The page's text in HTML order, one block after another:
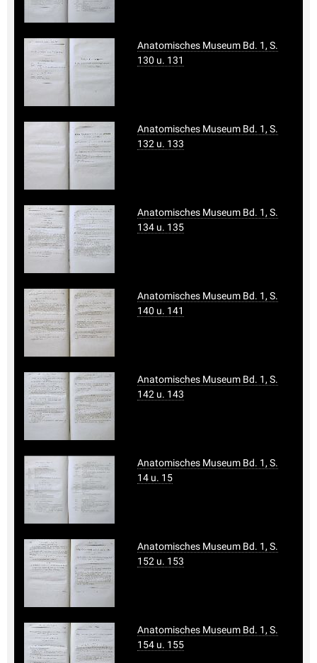
Anatomisches Museum Bd. 1, S.
130 u. 131
Anatomisches Museum Bd. 1, S.
132 u. 133
Anatomisches Museum Bd. 1, S.
134 u. 135
Anatomisches Museum Bd. 1, S.
140 u. 141
Anatomisches Museum Bd. 1, S.
142 u. 143
Anatomisches Museum Bd. 1, S.
14 u. 15
Anatomisches Museum Bd. 1, S.
152 u. 153
Anatomisches Museum Bd. 1, S.
154 u. 155